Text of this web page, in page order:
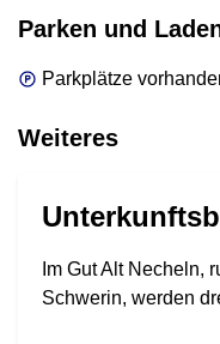
Parken und
Parkplätze
Weiteres
Im Gut Alt Necheln,
Schwerin, werden